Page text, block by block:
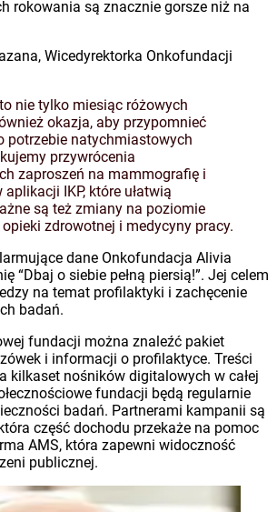
rokowania są znacznie gorsze niż na
Wicedyrektorka Onkofundacji
nie tylko miesiąc różowych
okazja, aby przypomnieć
potrzebie natychmiastowych
przywrócenia
zaproszeń na mammografię i
IKP, które ułatwią
są też zmiany na poziomie
zdrowotnej i medycyny pracy.
dane Onkofundacja Alivia
“Dbaj o siebie pełną piersią!”. Jej celem
na temat profilaktyki i zachęcenie
badań.
fundacji można znaleźć pakiet
i informacji o profilaktyce. Treści
kilkaset nośników digitalowych w całej
fundacji będą regularnie
badań. Partnerami kampanii są
część dochodu przekaże na pomoc
AMS, która zapewni widoczność
publicznej.